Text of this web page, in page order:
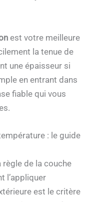
est votre meilleure
la tenue de
une épaisseur si
en entrant dans
fiable qui vous
: le guide
de la couche
l’appliquer
est le critère